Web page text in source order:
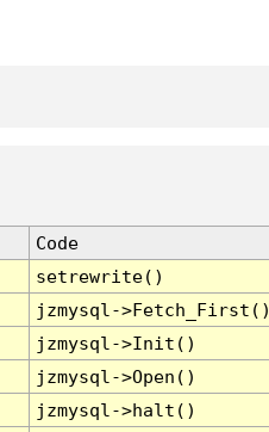
Code
setrewrite()
jzmysql-
jzmysql->Init()
jzmysql->Open()
jzmysql->halt()